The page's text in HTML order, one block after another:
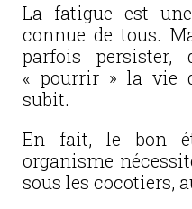
La fatigue est
connue de tous.
parfois persister,
« pourrir » la vie
subit.
En fait, le bon
organisme
sous les cocotiers,